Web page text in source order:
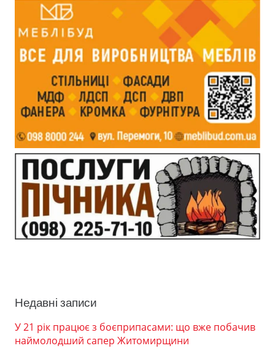
Недавні записи
У 21 рік працює з боєприпасами: що вже побачив
наймолодший сапер Житомирщини